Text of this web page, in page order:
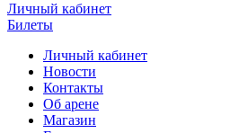
Личный кабинет
Билеты
Личный кабинет
Новости
Контакты
Об арене
Магазин